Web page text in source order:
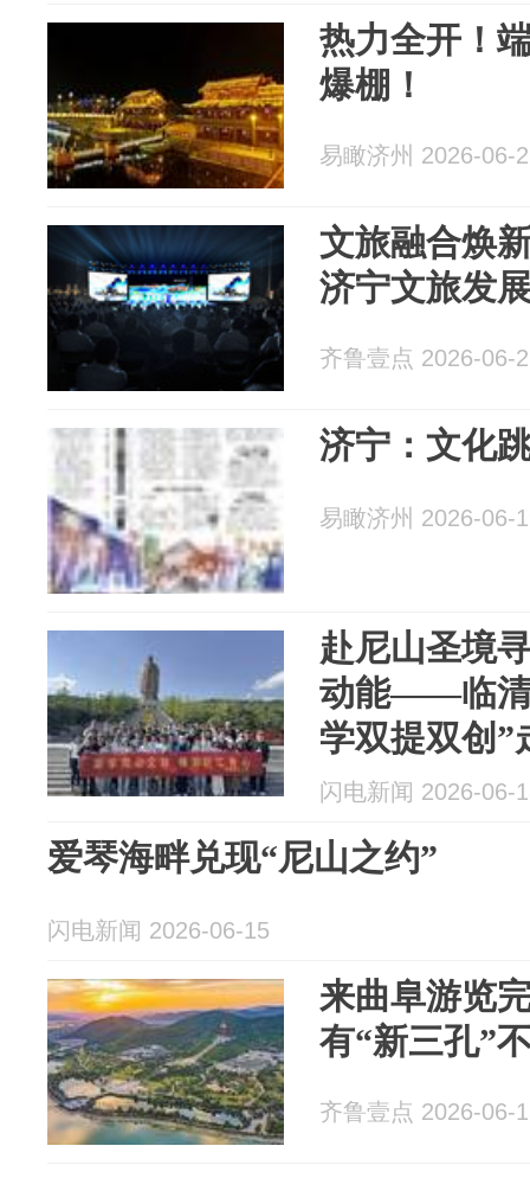
热力全开！
爆棚！
易瞰济州 2026-06-
文旅融合焕
济宁文旅发
齐鲁壹点 2026-06-
济宁：文化
易瞰济州 2026-06-
赴尼山圣境
动能——临清
学双提双创”
闪电新闻 2026-06-
爱琴海畔兑现“尼山之约”
闪电新闻 2026-06-15
来曲阜游览
有“新三孔”
齐鲁壹点 2026-06-